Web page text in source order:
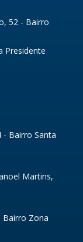
52 - Bairro
Presidente
- Bairro Santa
Martins,
Bairro Zona